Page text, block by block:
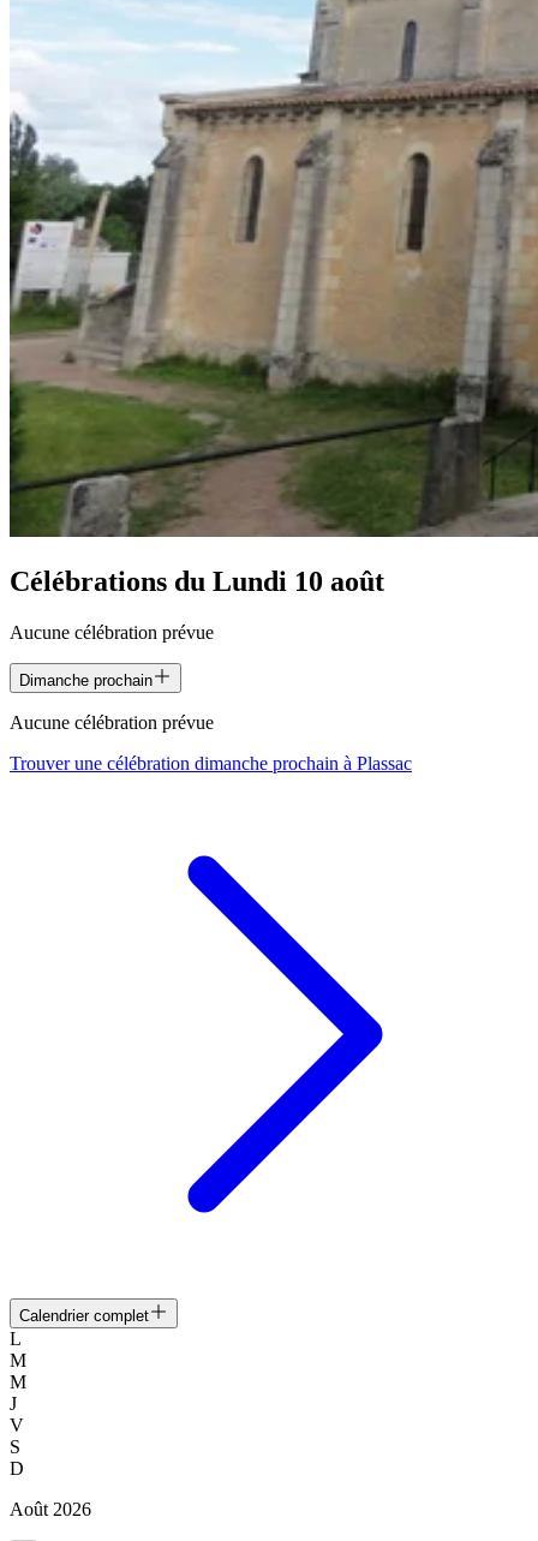
Célébrations du Lundi 10 août
Aucune célébration prévue
Dimanche prochain
Aucune célébration prévue
Trouver une célébration dimanche prochain à Plassac
Calendrier complet
L
M
M
J
V
S
D
Août 2026